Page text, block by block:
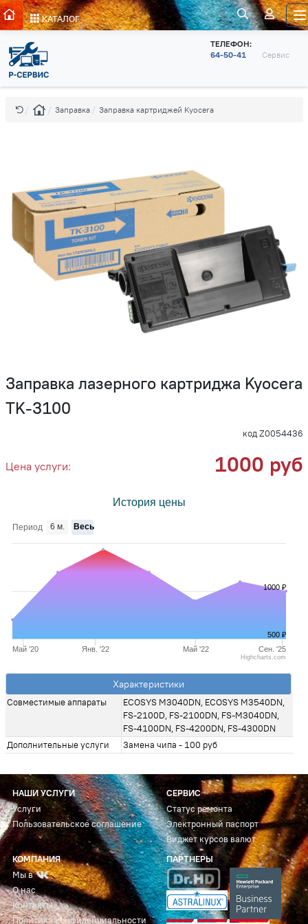
КАТАЛОГ
ТЕЛЕФОН:
64-50-41
Сервис
Заправка Заправка картриджей Kyocera
Заправка лазерного картриджа Kyocera
TK-3100
код Z0054436
Цена услуги: 1000 руб
История цены
Май '20 Янв. '22 Май '22 Сен. '25
500 ₽
1000 ₽
Период 6 м. Весь
Highcharts.com
Характеристики
Совместимые аппараты
ECOSYS M3040DN, ECOSYS M3540DN,
FS-2100D, FS-2100DN, FS-M3040DN,
FS-4100DN, FS-4200DN, FS-4300DN
Дополнительные услуги
Замена чипа - 100 руб
НАШИ УСЛУГИ
Услуги
Пользовательское соглашение
СЕРВИС
Статус ремонта
Электронный паспорт
Виджет курсов валют
КОМПАНИЯ
Мы в
О нас
Контакты
Политика конфиденциальности
ПАРТНЕРЫ